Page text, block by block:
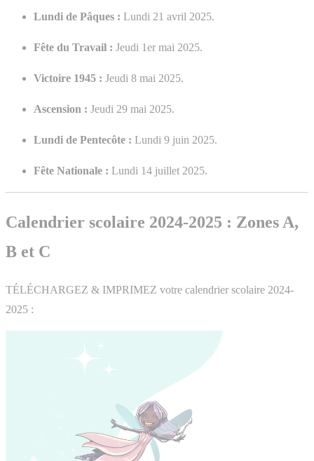
Lundi de Pâques : Lundi 21 avril 2025.
Fête du Travail : Jeudi 1er mai 2025.
Victoire 1945 : Jeudi 8 mai 2025.
Ascension : Jeudi 29 mai 2025.
Lundi de Pentecôte : Lundi 9 juin 2025.
Fête Nationale : Lundi 14 juillet 2025.
Calendrier scolaire 2024-2025 : Zones A,
B et C
TÉLÉCHARGEZ & IMPRIMEZ votre calendrier scolaire 2024-
2025 :